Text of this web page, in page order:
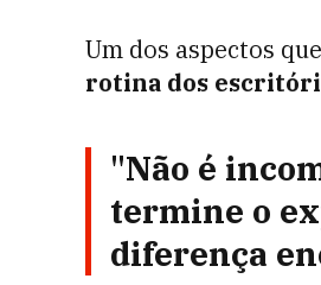
Um dos aspectos
rotina dos
"Não é
termine o
diferença